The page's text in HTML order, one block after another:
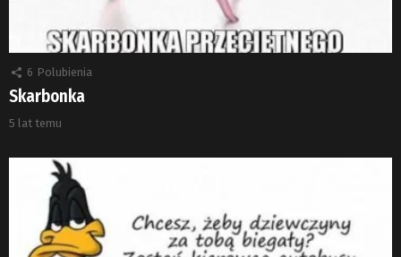
6 Polubienia
Skarbonka
5 lat temu